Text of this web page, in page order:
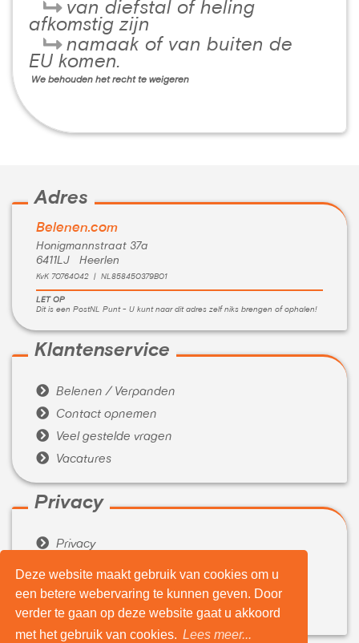
Deze website maakt gebruik van cookies om u
een betere webervaring te kunnen geven. Door
verder te gaan op deze website gaat u akkoord
met het gebruik van cookies. Lees meer...
van diefstal of heling
afkomstig zijn
namaak of van buiten de
EU komen.
We behouden het recht te weigeren
Adres
Belenen.com
Honigmannstraat 37a
6411LJ Heerlen
KvK 70764042 | NL858450379B01
LET OP
Dit is een PostNL Punt - U kunt naar dit adres zelf niks brengen of ophalen!
Klantenservice
 Belenen / Verpanden
 Contact opnemen
 Veel gestelde vragen
 Vacatures
Privacy
 Privacy
Algemene voorwaarden
Over ons
 Wie zijn wij